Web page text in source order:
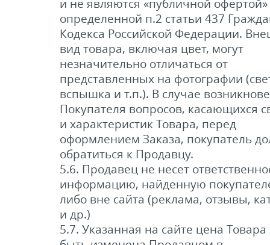
и не являются «публичной офертой»
определенной п.2 статьи 437
Кодекса Российской Федерации.
вид товара, включая цвет, могут
незначительно отличаться от
представленных на фотографии
вспышка и т.п.). В случае
Покупателя вопросов, касающихся
и характеристик Товара, перед
оформлением Заказа, покупатель
обратиться к Продавцу.
5.6. Продавец не несет
информацию, найденную
либо вне сайта (реклама, отзывы,
и др.)
5.7. Указанная на сайте цена